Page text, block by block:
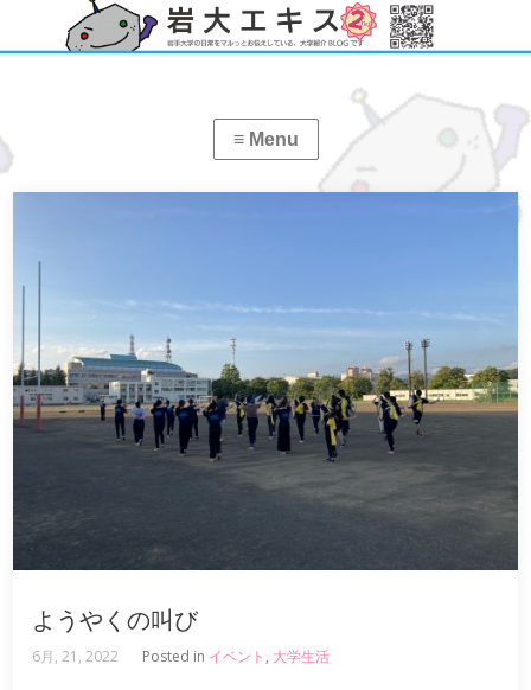
ようやくの叫び
6月, 21, 2022 Posted in イベント , 大学生活